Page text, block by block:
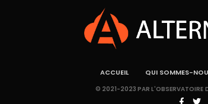
ACCUEIL QUI SOMMES-
© 2021-2023 PAR L'OBSERVATOIRE